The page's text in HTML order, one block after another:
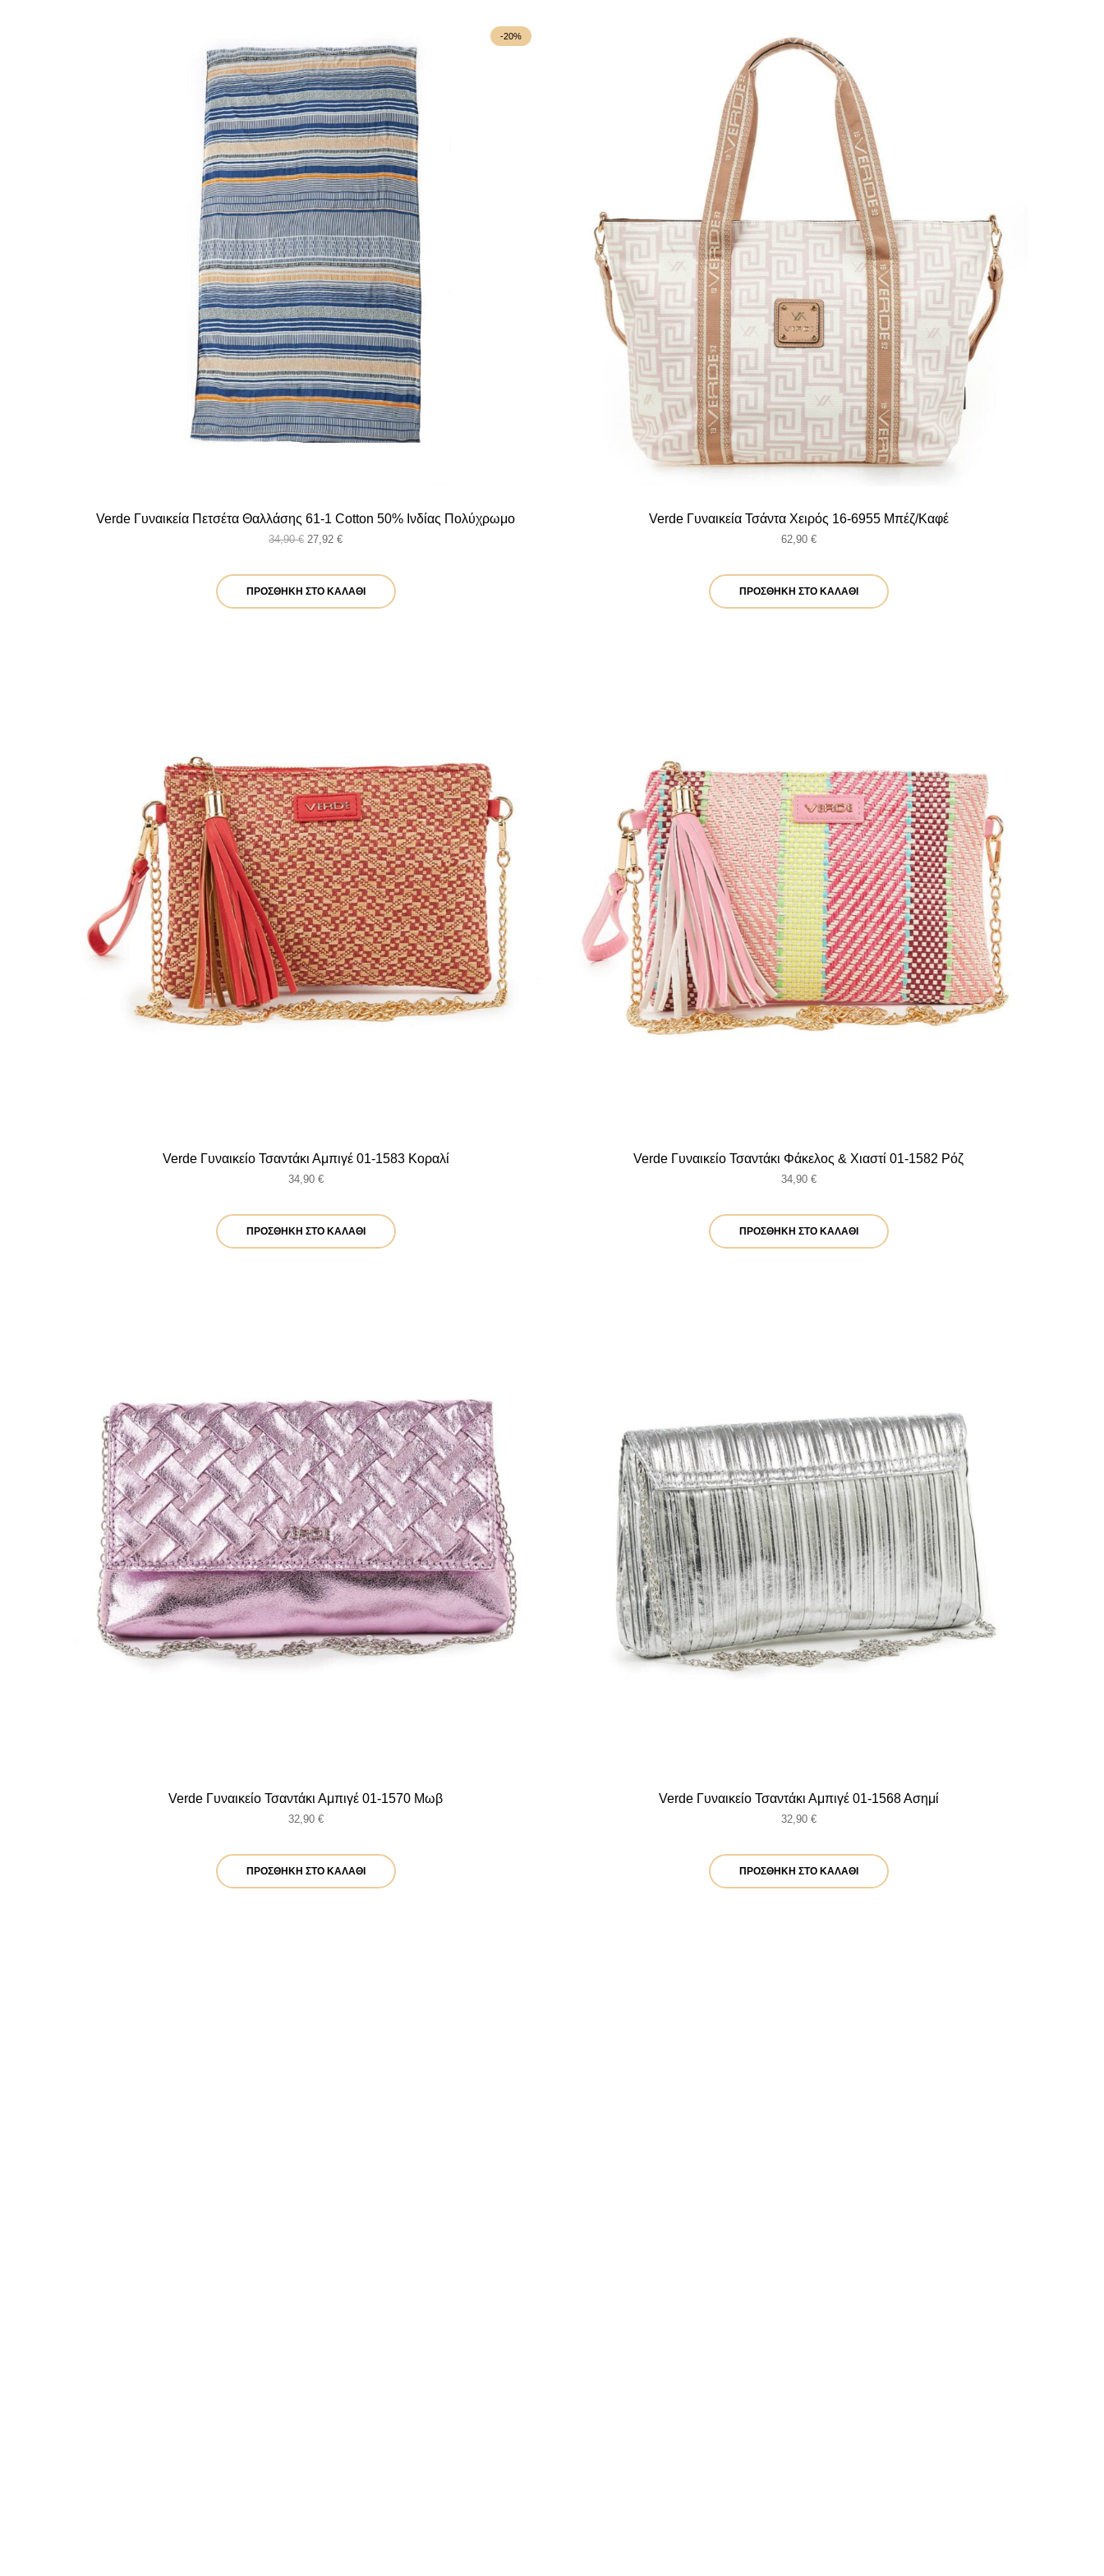
-20%
Verde Γυναικεία Πετσέτα Θαλλάσης 61-1 Cotton 50% Ινδίας Πολύχρωμο
34,90€ Original
was:
34,90 €.
27,92 €Η
τιμή
είναι:
27,92 €.
ΠΡΟΣΘΉΚΗ ΣΤΟ ΚΑΛΆΘΙ
Verde Γυναικεία Τσάντα Χειρός 16-6955 Μπέζ/Καφέ
62,90 €
ΠΡΟΣΘΉΚΗ ΣΤΟ ΚΑΛΆΘΙ
Verde Γυναικείο Τσαντάκι Αμπιγέ 01-1583 Κοραλί
34,90 €
ΠΡΟΣΘΉΚΗ ΣΤΟ ΚΑΛΆΘΙ
Verde Γυναικείο Τσαντάκι Φάκελος & Χιαστί 01-1582 Ρόζ
34,90 €
ΠΡΟΣΘΉΚΗ ΣΤΟ ΚΑΛΆΘΙ
Verde Γυναικείο Τσαντάκι Αμπιγέ 01-1570 Μωβ
32,90 €
ΠΡΟΣΘΉΚΗ ΣΤΟ ΚΑΛΆΘΙ
Verde Γυναικείο Τσαντάκι Αμπιγέ 01-1568 Ασημί
32,90 €
ΠΡΟΣΘΉΚΗ ΣΤΟ ΚΑΛΆΘΙ